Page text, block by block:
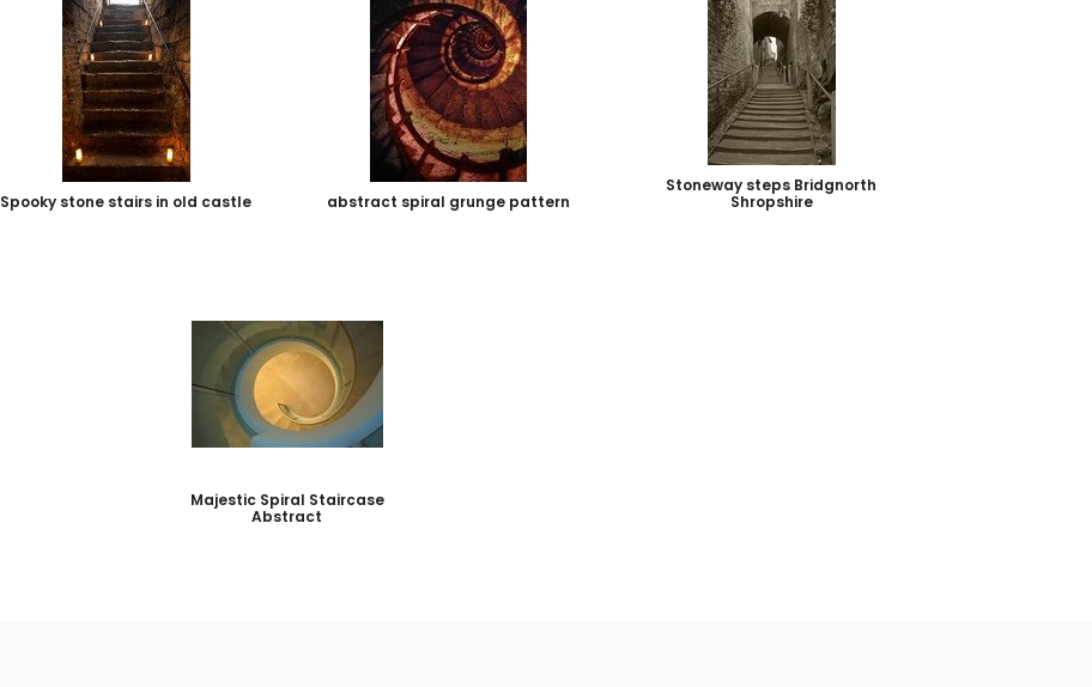
Spooky stone stairs in old castle abstract spiral grunge pattern
Stoneway steps Bridgnorth
Shropshire
Majestic Spiral Staircase
Abstract